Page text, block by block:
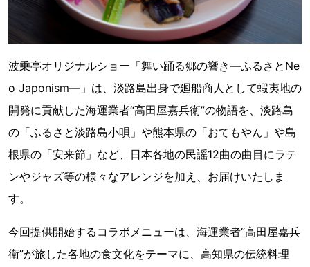
波乗亭オリジナルショー「舞い踊る郷の響き―ふるさとNe
o Japonism―」は、淡路島出身で廻船商人として蝦夷地の
開発に貢献した海運業者“高田屋嘉兵衛”の物語を、淡路島
の「ふるさと淡路島小唄」や熊本県の「おてもやん」や島
根県の「安来節」など、日本各地の民謡12曲の曲目にラテ
ンやジャズ等の様々なアレンジを加え、お届けいたしま
す。
今回提供開始するコラボメニューは、海運業者“高田屋嘉兵
衛”が旅した各地の食文化をテーマに、高知県の伝統料理